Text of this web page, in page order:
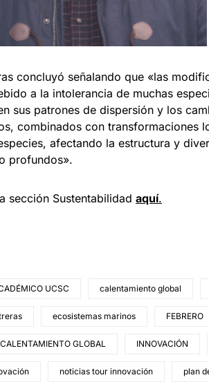
concluyó señalando que «las
a la intolerancia de muchas
sus patrones de dispersión y los
combinados con transformaciones
afectando la estructura y
profundos».
sección Sustentabilidad aquí.
UCSC calentamiento global
ecosistemas marinos FEBRERO
GLOBAL INNOVACIÓN
noticias tour innovación plan